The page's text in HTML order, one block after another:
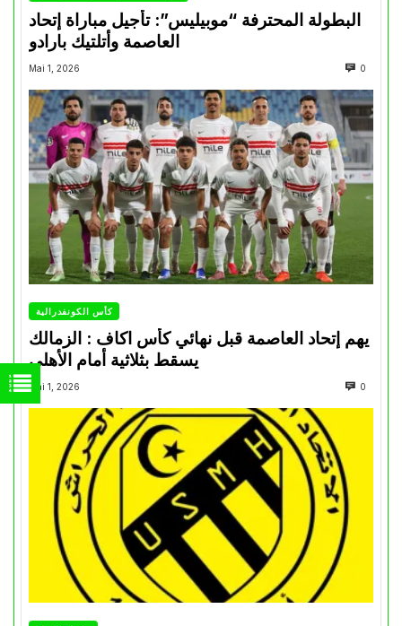
البطولة المحترفة “موبيليس”: تأجيل مباراة إتحاد
العاصمة وأتلتيك بارادو
Mai 1, 2026 0
كأس الكونفدرالية
يهم إتحاد العاصمة قبل نهائي كأس اكاف : الزمالك
Mai 1, 2026 0